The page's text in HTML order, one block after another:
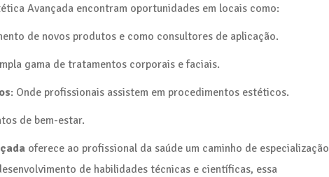
Avançada encontram oportunidades em locais como:
de novos produtos e como consultores de aplicação.
gama de tratamentos corporais e faciais.
: Onde profissionais assistem em procedimentos estéticos.
de bem-estar.
oferece ao profissional da saúde um caminho de especialização
de habilidades técnicas e científicas, essa